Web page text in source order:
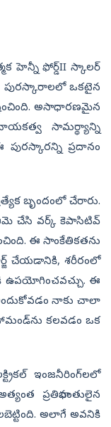
హెన్నీ ఫోర్డ్‌II స్కాలర్‌
పురస్కారాలలో ఒకటైన
అసాధారణమైన
సామర్థ్యాన్ని
పురస్కారన్ని ప్రదానం
బృందంలో చేరారు.
చేసి వర్క్ కెపాసిటివ్
ఈ సాంకేతికతను
చేయడానికి, శరీరంలో
ఉపయోగించవచ్చు. ఈ
నాకు చాలా
కలవడం ఒక
ఇంజనీరింగ్‌లలో
ప్రతిభావంతులైన
అలాగే అవనికి